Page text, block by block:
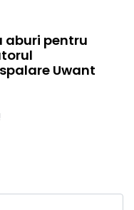
aburi pentru
Uwant